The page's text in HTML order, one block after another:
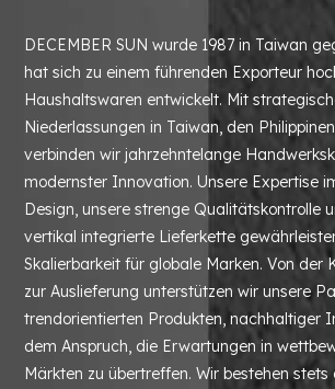
DECEMBER SUN wurde 1987 in Taiwan
hat sich zu einem führenden Exporteur
Haushaltswaren entwickelt. Mit
Niederlassungen in Taiwan, den
verbinden wir jahrzehntelange
modernster Innovation. Unsere Expertise
Design, unsere strenge Qualitätskontrolle
vertikal integrierte Lieferkette
Skalierbarkeit für globale Marken. Von der
zur Auslieferung unterstützen wir unsere
trendorientierten Produkten, nachhaltiger
dem Anspruch, die Erwartungen in
Märkten zu übertreffen. Wir bestehen stets